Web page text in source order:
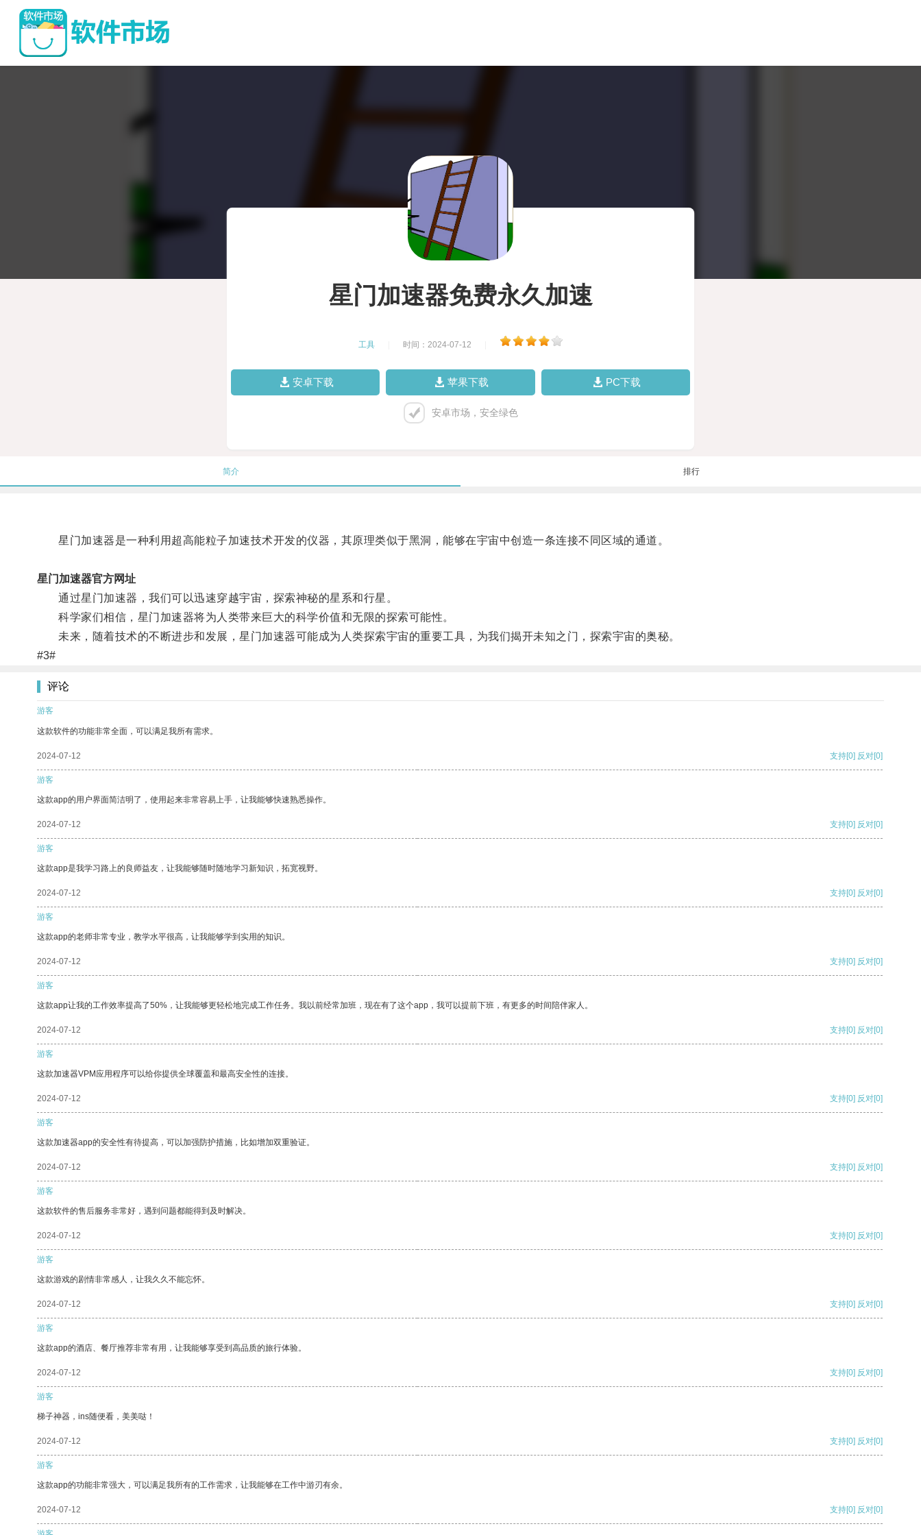
星门加速器免费永久加速
工具 时间：2024-07-12
安卓下载 苹果下载 PC下载
安卓市场，安全绿色
简介 排行
星门加速器是一种利用超高能粒子加速技术开发的仪器，其原理类似于黑洞，能够在宇宙中创造一条连接不同区域的通道。
星门加速器官方网址
通过星门加速器，我们可以迅速穿越宇宙，探索神秘的星系和行星。
科学家们相信，星门加速器将为人类带来巨大的科学价值和无限的探索可能性。
未来，随着技术的不断进步和发展，星门加速器可能成为人类探索宇宙的重要工具，为我们揭开未知之门，探索宇宙的奥秘。
#3#
评论
游客
这款软件的功能非常全面，可以满足我所有需求。
2024-07-12 支持[0] 反对[0]
游客
这款app的用户界面简洁明了，使用起来非常容易上手，让我能够快速熟悉操作。
2024-07-12 支持[0] 反对[0]
游客
这款app是我学习路上的良师益友，让我能够随时随地学习新知识，拓宽视野。
2024-07-12 支持[0] 反对[0]
游客
这款app的老师非常专业，教学水平很高，让我能够学到实用的知识。
2024-07-12 支持[0] 反对[0]
游客
这款app让我的工作效率提高了50%，让我能够更轻松地完成工作任务。我以前经常加班，现在有了这个app，我可以提前下班，有更多的时间陪伴家人。
2024-07-12 支持[0] 反对[0]
游客
这款加速器VPM应用程序可以给你提供全球覆盖和最高安全性的连接。
2024-07-12 支持[0] 反对[0]
游客
这款加速器app的安全性有待提高，可以加强防护措施，比如增加双重验证。
2024-07-12 支持[0] 反对[0]
游客
这款软件的售后服务非常好，遇到问题都能得到及时解决。
2024-07-12 支持[0] 反对[0]
游客
这款游戏的剧情非常感人，让我久久不能忘怀。
2024-07-12 支持[0] 反对[0]
游客
这款app的酒店、餐厅推荐非常有用，让我能够享受到高品质的旅行体验。
2024-07-12 支持[0] 反对[0]
游客
梯子神器，ins随便看，美美哒！
2024-07-12 支持[0] 反对[0]
游客
这款app的功能非常强大，可以满足我所有的工作需求，让我能够在工作中游刃有余。
2024-07-12 支持[0] 反对[0]